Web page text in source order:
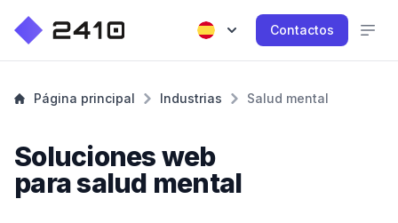
Contactos
Página principal Industrias Salud mental
Soluciones web
para salud mental